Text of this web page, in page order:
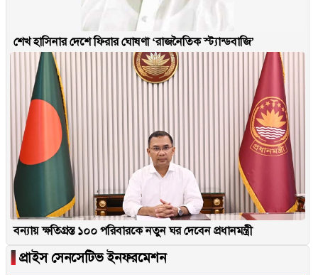
শেখ হাসিনার দেশে ফিরার ঘোষণা ‘রাজনৈতিক স্ট্যান্ডবাজি’
বন্যায় ক্ষতিগ্রস্ত ১০০ পরিবারকে নতুন ঘর দেবেন প্রধানমন্ত্রী
▐ প্রাইস সেনসেটিভ ইনফরমেশন